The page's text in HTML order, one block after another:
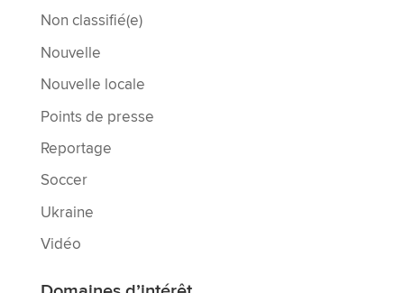
Non classifié(e)
Nouvelle
Nouvelle locale
Points de presse
Reportage
Soccer
Ukraine
Vidéo